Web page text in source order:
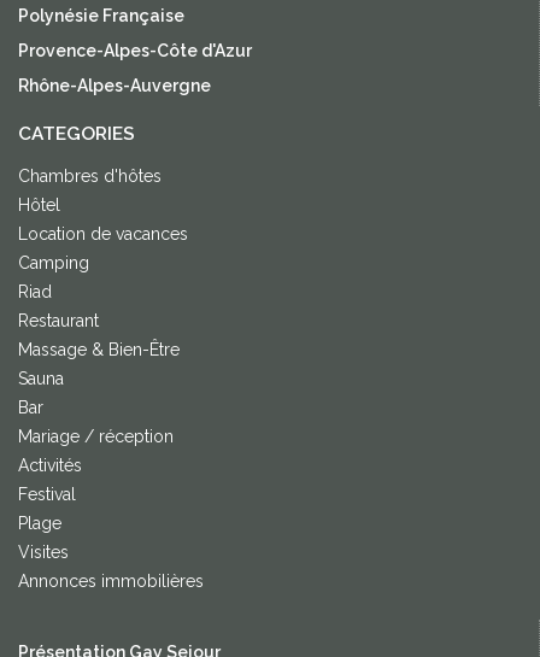
Polynésie Française
Provence-Alpes-Côte d'Azur
Rhône-Alpes-Auvergne
CATEGORIES
Chambres d'hôtes
Hôtel
Location de vacances
Camping
Riad
Restaurant
Massage & Bien-Être
Sauna
Bar
Mariage / réception
Activités
Festival
Plage
Visites
Annonces immobilières
Présentation Gay Sejour